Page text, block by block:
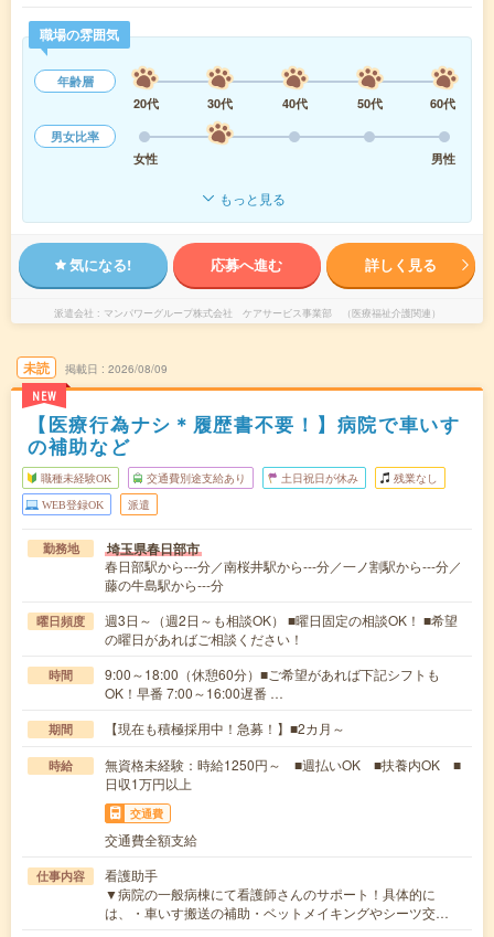
職場の雰囲気
年齢層
20代
30代 40代 50代
60代
男女比率
女性
男性
もっと見る
気になる! 応募へ進む 詳しく見る
派遣会社 マンパワーグループ株式会社 ケアサービス事業部 （医療福祉介護関連）
未読
NEW
掲載日 2026/08/09
【医療行為ナシ＊履歴書不要！】病院で車いす
の補助など
職種未経験OK 交通費別途支給あり 土日祝日が休み 残業なし
WEB登録OK 派遣
勤務地 埼玉県春日部市
春日部駅から---分／南桜井駅から---分／一ノ割駅から---分／
藤の牛島駅から---分
曜日頻度
週3日～（週2日～も相談OK） ■曜日固定の相談OK！ ■希望
の曜日があればご相談ください！
時間
9:00～18:00（休憩60分）■ご希望があれば下記シフトも
OK！早番 7:00～16:00遅番 …
期間 【現在も積極採用中！急募！】■2カ月～
時給
無資格未経験：時給1250円～ ■週払いOK ■扶養内OK ■
日収1万円以上
交通費
交通費全額支給
仕事内容
看護助手
▼病院の一般病棟にて看護師さんのサポート！具体的に
は、・車いす搬送の補助・ベットメイキングやシーツ交…